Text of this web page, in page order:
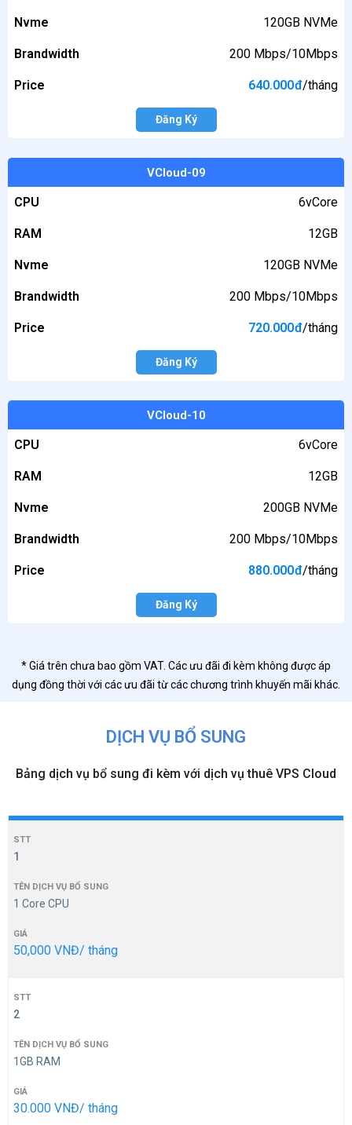
Nvme 120GB NVMe
Brandwidth 200 Mbps/10Mbps
Price 640.000đ/tháng
Đăng Ký
VCloud-09
CPU 6vCore
RAM 12GB
Nvme 120GB NVMe
Brandwidth 200 Mbps/10Mbps
Price 720.000đ/tháng
Đăng Ký
VCloud-10
CPU 6vCore
RAM 12GB
Nvme 200GB NVMe
Brandwidth 200 Mbps/10Mbps
Price 880.000đ/tháng
Đăng Ký
* Giá trên chưa bao gồm VAT. Các ưu đãi đi kèm không được áp
dụng đồng thời với các ưu đãi từ các chương trình khuyến mãi khác.
DỊCH VỤ BỔ SUNG
Bảng dịch vụ bổ sung đi kèm với dịch vụ thuê VPS Cloud
1
1 Core CPU
50,000 VNĐ/ tháng
2
1GB RAM
30.000 VNĐ/ tháng